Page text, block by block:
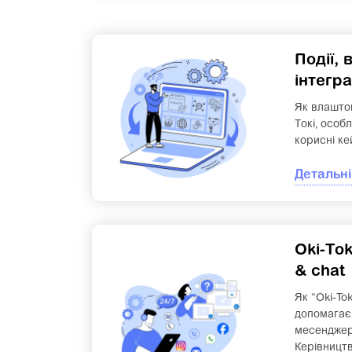
Події,
Як
Токі,
корисні
Oki-
& chat
Як “Oki-
допомагає